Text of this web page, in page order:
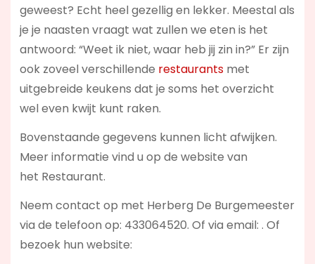
geweest? Echt heel gezellig en lekker. Meestal als
je je naasten vraagt wat zullen we eten is het
antwoord: “Weet ik niet, waar heb jij zin in?” Er zijn
ook zoveel verschillende restaurantsmet
uitgebreide keukens dat je soms het overzicht
wel even kwijt kunt raken.
Bovenstaande gegevens kunnen licht afwijken.
Meer informatie vind u op de website van
het Restaurant.
Neem contact op met Herberg De Burgemeester
via de telefoon op: 433064520. Of via email: . Of
bezoek hun website: